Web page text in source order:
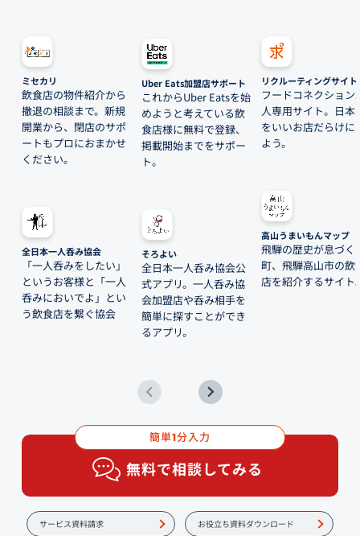
ミセカリ
飲食店の物件紹介から
撤退の相談まで。新規
開業から、閉店のサポ
ートもプロにおまかせ
ください。
全日本一人呑み協会
「一人呑みをしたい」
というお客様と「一人
呑みにおいでよ」とい
う飲食店を繋ぐ協会
Uber Eats加盟店サポート
これからUber Eatsを始
めようと考えている飲
食店様に無料で登録、
掲載開始までをサポー
ト。
そろよい
全日本一人呑み協会公
式アプリ。一人呑み協
会加盟店や呑み相手を
簡単に探すことができ
るアプリ。
リクルーティングサイト
フードコネクション
人専用サイト。日本
をいいお店だらけに
よう。
高山うまいもんマップ
飛騨の歴史が息づく
町、飛騨高山市の飲
店を紹介するサイト
簡単1分入力
無料で相談してみる
サービス資料請求 お役立ち資料ダウンロード